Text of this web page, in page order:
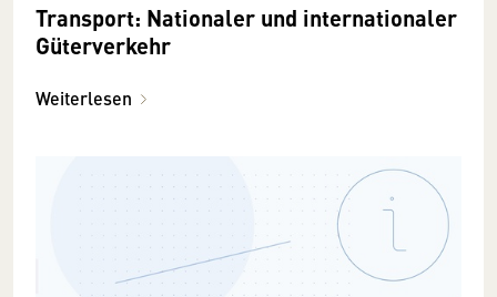
Transport: Nationaler und internationaler
Güterverkehr
Weiterlesen